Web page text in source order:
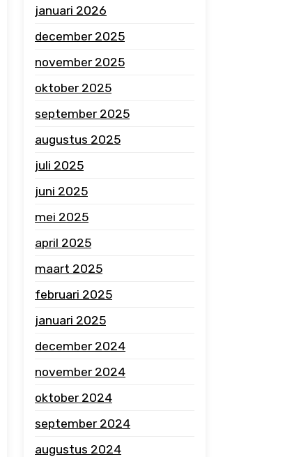
januari 2026
december 2025
november 2025
oktober 2025
september 2025
augustus 2025
juli 2025
juni 2025
mei 2025
april 2025
maart 2025
februari 2025
januari 2025
december 2024
november 2024
oktober 2024
september 2024
augustus 2024